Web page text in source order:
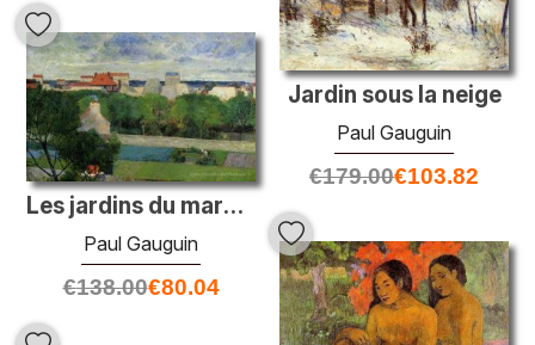
Jardin sous la neige
Paul Gauguin
€179.00€103.82
Les jardins du marché de Vaugirard
Paul Gauguin
€138.00€80.04